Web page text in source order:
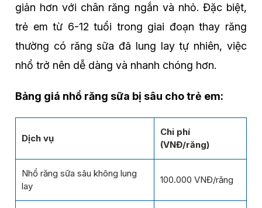
giản hơn với chân răng ngắn và nhỏ. Đặc biệt,
trẻ em từ 6-12 tuổi trong giai đoạn thay răng
thường có răng sữa đã lung lay tự nhiên, việc
nhổ trở nên dễ dàng và nhanh chóng hơn.
Bảng giá nhổ răng sữa bị sâu cho trẻ em:
Dịch vụ
Chi phí
(VNĐ/răng)
Nhổ răng sữa sâu không lung
lay
100.000 VNĐ/răng